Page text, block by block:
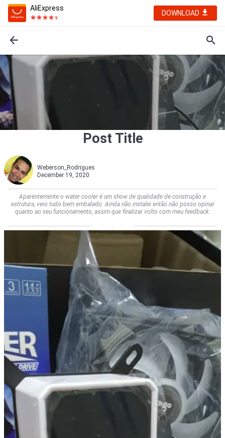
AliExpress
DOWNLOAD
Post Title
Weberson_Rodrigues
December 19, 2020
Aparentemente o water cooler é um show de qualidade de construção e
estrutura, veio tudo bem embalado. Ainda não instalei então não posso opinar
quanto ao seu funcionamento, assim que finalizar volto com meu feedback.